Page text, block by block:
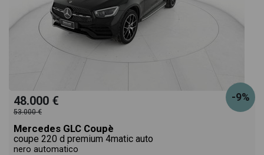
-9%
48.000 €
53.000 €
Mercedes GLC Coupè
coupe 220 d premium 4matic auto
nero automatico